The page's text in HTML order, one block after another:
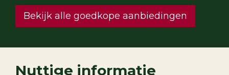
Bekijk alle goedkope aanbiedingen
Nuttige informatie